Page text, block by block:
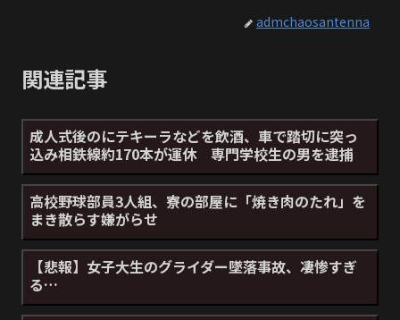
admchaosantenna
関連記事
成人式後のにテキーラなどを飲酒、車で踏切に突っ
込み相鉄線約170本が運休 専門学校生の男を逮捕
高校野球部員3人組、寮の部屋に「焼き肉のたれ」を
まき散らす嫌がらせ
【悲報】女子大生のグライダー墜落事故、凄惨すぎ
る…